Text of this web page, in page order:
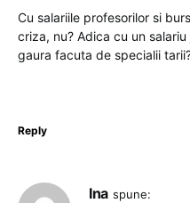
Cu salariile profesorilor si
criza, nu? Adica cu un
gaura facuta de specialii
Reply
Ina spune: